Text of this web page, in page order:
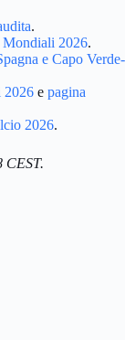
.
Mondiali 2026.
e Capo Verde-
2026 e pagina
2026.
CEST.